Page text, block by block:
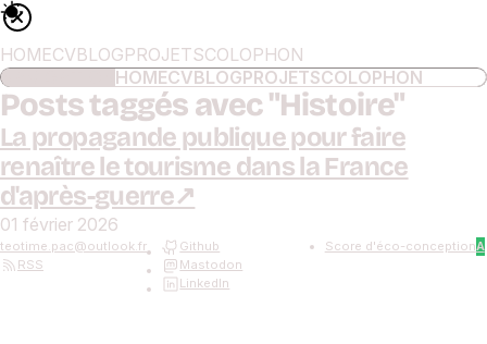
HOMECVBLOGPROJETSCOLOPHON
NAVIGATION HOMECVBLOGPROJETSCOLOPHON
Posts taggés avec "Histoire"
La propagande publique pour faire
renaître le tourisme dans la France
d'après-guerre
01 février 2026
teotime.pac@outlook.fr
RSS
Github
Mastodon
LinkedIn
Score d'éco-conceptionA